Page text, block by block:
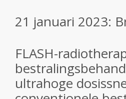
21 januari 2023:
FLASH-
ultrahoge